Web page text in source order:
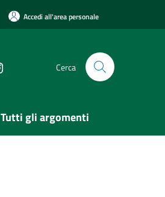
Accedi all'area personale
Cerca
Tutti gli argomenti